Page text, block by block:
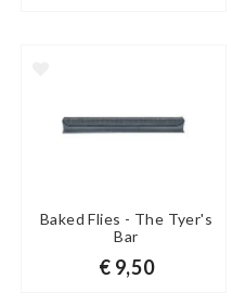
Baked Flies - The Tyer's
Bar
€ 9,50